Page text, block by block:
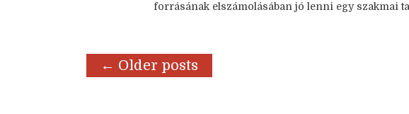
forrásának elszámolásában jó lenni egy szakmai
← Older posts